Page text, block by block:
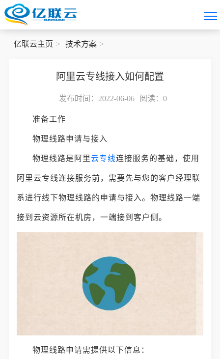
亿联云主页 技术方案
阿里云专线接入如何配置
发布时间：2022-06-06 阅读： 0
准备工作
物理线路申请与接入
物理线路是阿里云专线连接服务的基础，使用
阿里云专线连接服务前，需要先与您的客户经理联
系进行线下物理线路的申请与接入。物理线路一端
接到云资源所在机房，一端接到客户侧。
物理线路申请需提供以下信息：